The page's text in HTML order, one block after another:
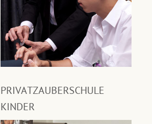
PRIVATZAUBERSCHULE
KINDER